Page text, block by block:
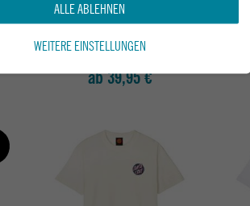
PEGADOR T-SHIRT CABERRY
OVERSIZED TEE
WASHED BLACK
ab 39,95 €
ALLE ABLEHNEN
WEITERE EINSTELLUNGEN